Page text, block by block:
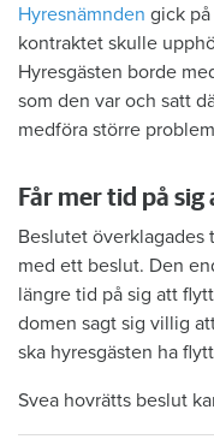
Hyresnämnden gick
kontraktet skulle
Hyresgästen borde
som den var och satt
medföra större
Får mer tid på
Beslutet överklagades
med ett beslut. Den
längre tid på sig att
domen sagt sig villig
ska hyresgästen ha
Svea hovrätts beslut